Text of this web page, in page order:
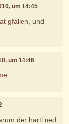
um 14:45
gfallen, und
um 14:46
der hartl ned